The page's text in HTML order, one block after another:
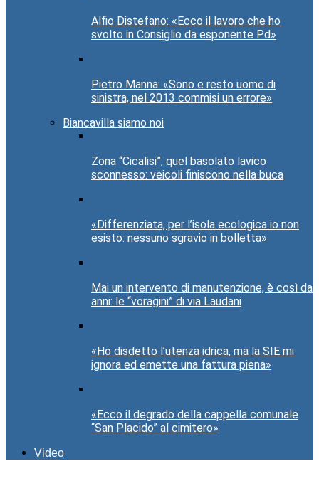
Alfio Distefano: «Ecco il lavoro che ho
svolto in Consiglio da esponente Pd»
Pietro Manna: «Sono e resto uomo di
sinistra, nel 2013 commisi un errore»
Biancavilla siamo noi
Zona “Cicalisi”, quel basolato lavico
sconnesso: veicoli finiscono nella buca
«Differenziata, per l’isola ecologica io non
esisto: nessuno sgravio in bolletta»
Mai un intervento di manutenzione, è così da
anni: le “voragini” di via Laudani
«Ho disdetto l’utenza idrica, ma la SIE mi
ignora ed emette una fattura piena»
«Ecco il degrado della cappella comunale
“San Placido” al cimitero»
Video